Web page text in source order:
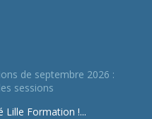
de septembre 2026 :
sessions
Lille Formation !...